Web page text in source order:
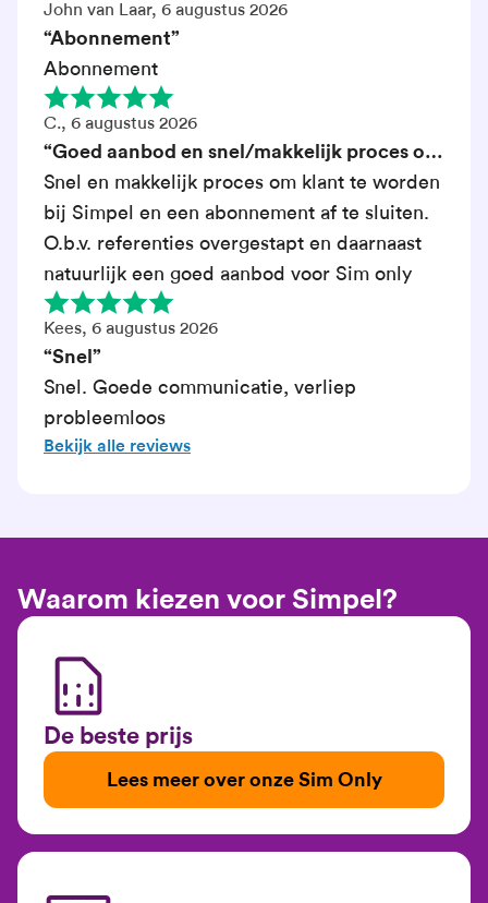
John van Laar, 6 augustus 2026
“Abonnement”
Abonnement
C., 6 augustus 2026
“Goed aanbod en snel/makkelijk proces om
klant te worden”
Snel en makkelijk proces om klant te worden
bij Simpel en een abonnement af te sluiten.
O.b.v. referenties overgestapt en daarnaast
natuurlijk een goed aanbod voor Sim only
Kees, 6 augustus 2026
“Snel”
Snel. Goede communicatie, verliep
probleemloos
Bekijk alle reviews
Waarom kiezen voor Simpel?
De beste prijs
Lees meer over onze Sim Only